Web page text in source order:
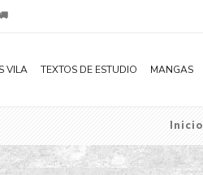
VILA TEXTOS DE ESTUDIO MANGAS
Novelas
Shonen
Inicio